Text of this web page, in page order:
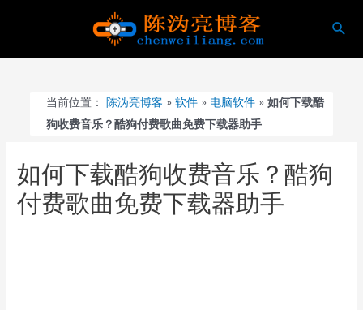
搜
当前位置： 陈沩亮博客 »软件 » 电脑软件 »如何下载酷
狗收费音乐？酷狗付费歌曲免费下载器助手
如何下载酷狗收费音乐？酷狗
付费歌曲免费下载器助手